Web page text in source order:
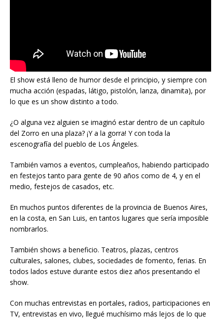
El show está lleno de humor desde el principio, y siempre con
mucha acción (espadas, látigo, pistolón, lanza, dinamita), por
lo que es un show distinto a todo.
¿O alguna vez alguien se imaginó estar dentro de un capítulo
del Zorro en una plaza? ¡Y a la gorra! Y con toda la
escenografía del pueblo de Los Ángeles.
También vamos a eventos, cumpleaños, habiendo participado
en festejos tanto para gente de 90 años como de 4, y en el
medio, festejos de casados, etc.
En muchos puntos diferentes de la provincia de Buenos Aires,
en la costa, en San Luis, en tantos lugares que sería imposible
nombrarlos.
También shows a beneficio. Teatros, plazas, centros
culturales, salones, clubes, sociedades de fomento, ferias. En
todos lados estuve durante estos diez años presentando el
show.
Con muchas entrevistas en portales, radios, participaciones en
TV, entrevistas en vivo, llegué muchísimo más lejos de lo que